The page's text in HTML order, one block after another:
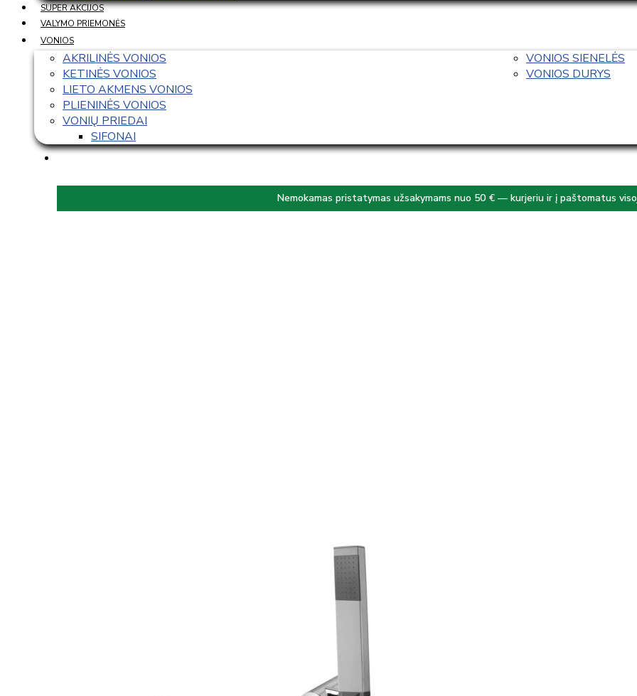
SUPER AKCIJOS
VALYMO PRIEMONĖS
VONIOS
AKRILINĖS VONIOS
KETINĖS VONIOS
LIETO AKMENS VONIOS
PLIENINĖS VONIOS
VONIŲ PRIEDAI
SIFONAI
VONIOS SIENELĖS
VONIOS DURYS
Nemokamas pristatymas užsakymams nuo 50 € — kurjeriu ir į paštomatus